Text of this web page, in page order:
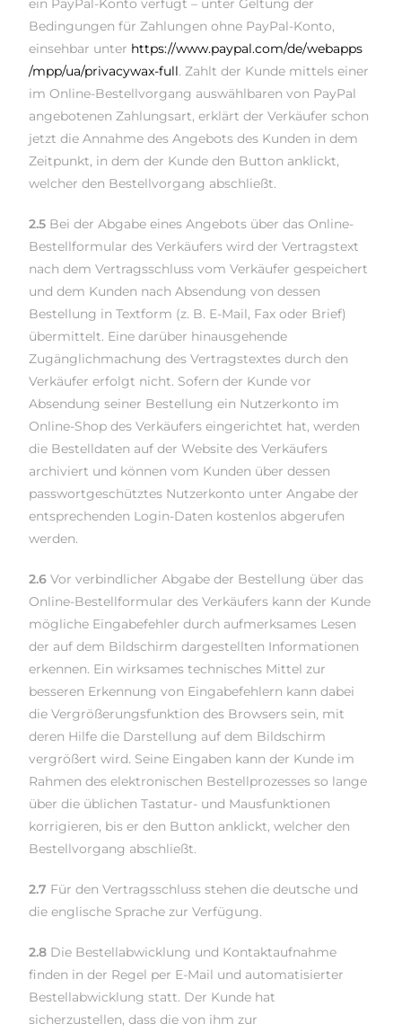
ein PayPal-Konto verfügt – unter Geltung der
Bedingungen für Zahlungen ohne PayPal-Konto,
einsehbar unter https://www.paypal.com/de/webapps
/mpp/ua/privacywax-full. Zahlt der Kunde mittels einer
im Online-Bestellvorgang auswählbaren von PayPal
angebotenen Zahlungsart, erklärt der Verkäufer schon
jetzt die Annahme des Angebots des Kunden in dem
Zeitpunkt, in dem der Kunde den Button anklickt,
welcher den Bestellvorgang abschließt.
2.5 Bei der Abgabe eines Angebots über das Online-
Bestellformular des Verkäufers wird der Vertragstext
nach dem Vertragsschluss vom Verkäufer gespeichert
und dem Kunden nach Absendung von dessen
Bestellung in Textform (z. B. E-Mail, Fax oder Brief)
übermittelt. Eine darüber hinausgehende
Zugänglichmachung des Vertragstextes durch den
Verkäufer erfolgt nicht. Sofern der Kunde vor
Absendung seiner Bestellung ein Nutzerkonto im
Online-Shop des Verkäufers eingerichtet hat, werden
die Bestelldaten auf der Website des Verkäufers
archiviert und können vom Kunden über dessen
passwortgeschütztes Nutzerkonto unter Angabe der
entsprechenden Login-Daten kostenlos abgerufen
werden.
2.6 Vor verbindlicher Abgabe der Bestellung über das
Online-Bestellformular des Verkäufers kann der Kunde
mögliche Eingabefehler durch aufmerksames Lesen
der auf dem Bildschirm dargestellten Informationen
erkennen. Ein wirksames technisches Mittel zur
besseren Erkennung von Eingabefehlern kann dabei
die Vergrößerungsfunktion des Browsers sein, mit
deren Hilfe die Darstellung auf dem Bildschirm
vergrößert wird. Seine Eingaben kann der Kunde im
Rahmen des elektronischen Bestellprozesses so lange
über die üblichen Tastatur- und Mausfunktionen
korrigieren, bis er den Button anklickt, welcher den
Bestellvorgang abschließt.
2.7 Für den Vertragsschluss stehen die deutsche und
die englische Sprache zur Verfügung.
2.8 Die Bestellabwicklung und Kontaktaufnahme
finden in der Regel per E-Mail und automatisierter
Bestellabwicklung statt. Der Kunde hat
sicherzustellen, dass die von ihm zur